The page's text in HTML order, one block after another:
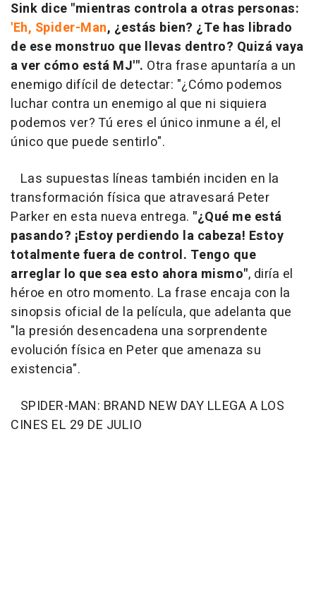
Sink dice "mientras controla a otras personas:
'Eh, Spider-Man, ¿estás bien? ¿Te has librado
de ese monstruo que llevas dentro? Quizá vaya
a ver cómo está MJ'". Otra frase apuntaría a un
enemigo difícil de detectar: "¿Cómo podemos
luchar contra un enemigo al que ni siquiera
podemos ver? Tú eres el único inmune a él, el
único que puede sentirlo".
Las supuestas líneas también inciden en la
transformación física que atravesará Peter
Parker en esta nueva entrega. "¿Qué me está
pasando? ¡Estoy perdiendo la cabeza! Estoy
totalmente fuera de control. Tengo que
arreglar lo que sea esto ahora mismo", diría el
héroe en otro momento. La frase encaja con la
sinopsis oficial de la película, que adelanta que
"la presión desencadena una sorprendente
evolución física en Peter que amenaza su
existencia".
SPIDER-MAN: BRAND NEW DAY LLEGA A LOS
CINES EL 29 DE JULIO